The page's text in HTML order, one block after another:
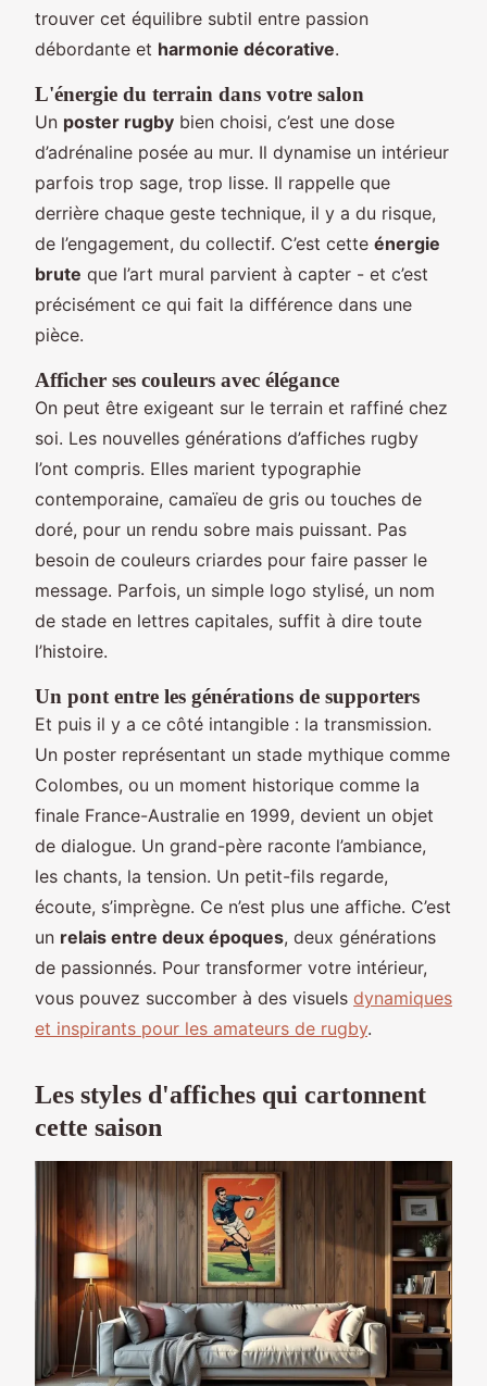
trouver cet équilibre subtil entre passion
débordante et harmonie décorative.
L'énergie du terrain dans votre salon
Un poster rugby bien choisi, c’est une dose
d’adrénaline posée au mur. Il dynamise un intérieur
parfois trop sage, trop lisse. Il rappelle que
derrière chaque geste technique, il y a du risque,
de l’engagement, du collectif. C’est cette énergie
brute que l’art mural parvient à capter - et c’est
précisément ce qui fait la différence dans une
pièce.
Afficher ses couleurs avec élégance
On peut être exigeant sur le terrain et raffiné chez
soi. Les nouvelles générations d’affiches rugby
l’ont compris. Elles marient typographie
contemporaine, camaïeu de gris ou touches de
doré, pour un rendu sobre mais puissant. Pas
besoin de couleurs criardes pour faire passer le
message. Parfois, un simple logo stylisé, un nom
de stade en lettres capitales, suffit à dire toute
l’histoire.
Un pont entre les générations de supporters
Et puis il y a ce côté intangible : la transmission.
Un poster représentant un stade mythique comme
Colombes, ou un moment historique comme la
finale France-Australie en 1999, devient un objet
de dialogue. Un grand-père raconte l’ambiance,
les chants, la tension. Un petit-fils regarde,
écoute, s’imprègne. Ce n’est plus une affiche. C’est
un relais entre deux époques, deux générations
de passionnés. Pour transformer votre intérieur,
vous pouvez succomber à des visuels dynamiques
et inspirants pour les amateurs de rugby.
Les styles d'affiches qui cartonnent
cette saison